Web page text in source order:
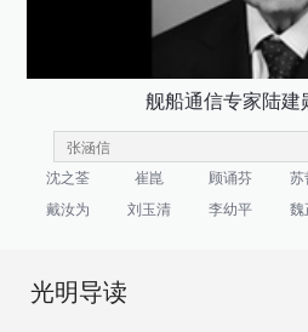
舰船通信专家陆建
沈之荃 崔崑 顾诵芬 苏
戴汝为
刘玉清 李幼平 魏
光明导读